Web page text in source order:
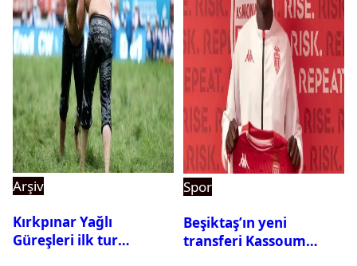
Arşiv
Kırkpınar Yağlı
Güreşleri ilk tur
Spor
Beşiktaş’ın yeni
transferi Kassoum